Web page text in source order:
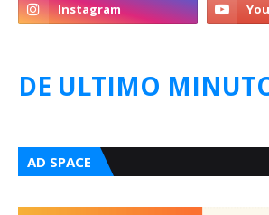
DE ULTIMO
AD SPACE